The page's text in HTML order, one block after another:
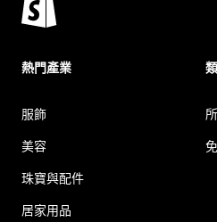
熱門產業
服飾
美容
珠寶與配件
居家用品